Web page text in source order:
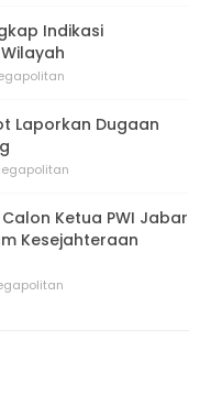
Indikasi
Laporkan Dugaan
Ketua PWI Jabar
Kesejahteraan